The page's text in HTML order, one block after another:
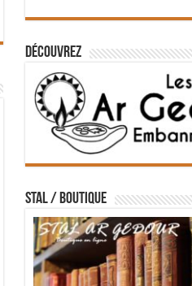
Découvrez
STAL / BOUTIQUE